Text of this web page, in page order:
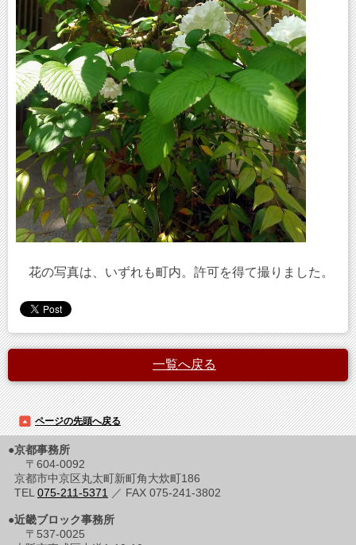
花の写真は、いずれも町内。許可を得て撮りました。
一覧へ戻る
ページの先頭へ戻る
●京都事務所
〒604-0092
京都市中京区丸太町新町角大炊町186
TEL 075-211-5371 ／ FAX 075-241-3802
●近畿ブロック事務所
〒537-0025